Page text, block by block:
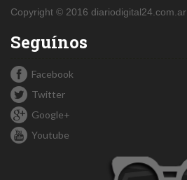
Copyright © 2016 diariodigital24.com.ar
Seguínos
Facebook
Twitter
Google+
Youtube